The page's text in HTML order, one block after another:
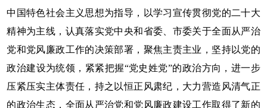
中国特色社会主义思想为指导，以学习宣传贯彻党的二十大
精神为主线，认真落实党中央和省委、市委关于全面从严治
党和党风廉政工作的决策部署，聚焦主责主业，坚持以党的
政治建设为统领，紧紧把握“党史姓党”的政治方向，进一步
压紧压实主体责任，持之以恒正风肃纪，大力营造风清气正
的政治生态，全面从严治党和党风廉政建设工作取得了新的